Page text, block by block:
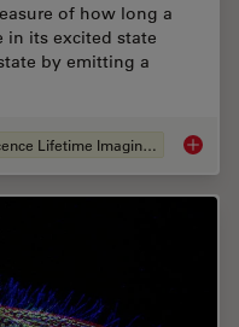
of how long a
in its excited state
by emitting a
FLIM (Fluorescence Lifetime Imaging Microscopy) A